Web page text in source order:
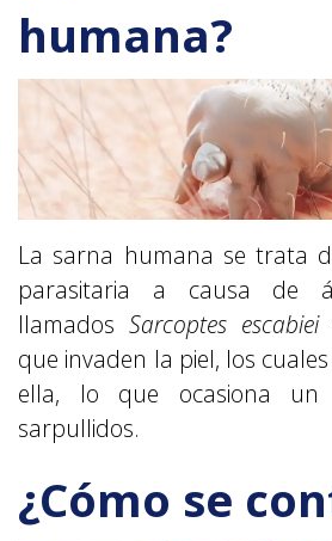
humana?
La sarna humana se trata
parasitaria a causa de
llamados Sarcoptes escabiei
que invaden la piel, los
ella, lo que ocasiona
sarpullidos.
¿Cómo se